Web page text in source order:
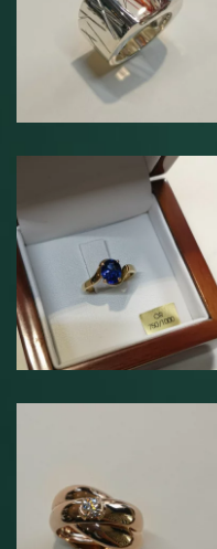
925°°°, sertie d’un
Quartz rutile
Bague en or jaune
750°°°, sertie d’un
Saphir de Ceylan.
750°°°, sertie d’un
diamant.